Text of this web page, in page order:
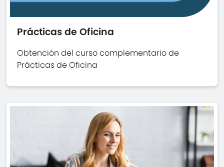
Prácticas de Oficina
Obtención del curso complementario de
Prácticas de Oficina